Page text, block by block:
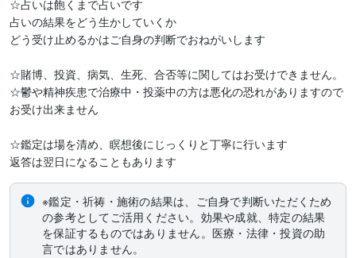
☆占いは飽くまで占いです
占いの結果をどう生かしていくか
どう受け止めるかはご自身の判断でおねがいします
☆賭博、投資、病気、生死、合否等に関してはお受けできません。
☆鬱や精神疾患で治療中・投薬中の方は悪化の恐れがありますので
お受け出来ません
☆鑑定は場を清め、瞑想後にじっくりと丁寧に行います
※鑑定・祈祷・施術の結果は、ご自身で判断いただくため
の参考としてご活用ください。効果や成就、特定の結果
を保証するものではありません。医療・法律・投資の助
言ではありません。